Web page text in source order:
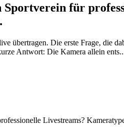
für
übertragen. Die erste Frage, die
Antwort: Die Kamera allein
Livestreams?